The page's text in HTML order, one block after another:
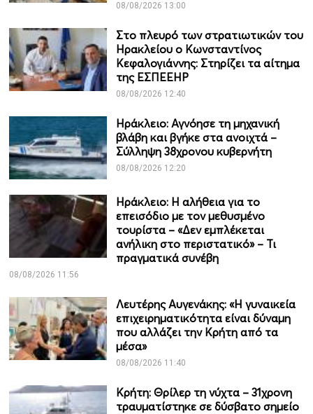
08/08/2026 13:00
Στο πλευρό των στρατιωτικών του
Ηρακλείου ο Κωνσταντίνος
Κεφαλογιάννης: Στηρίζει τα αίτημα
της ΕΣΠΕΕΗΡ
08/08/2026 12:40
Ηράκλειο: Αγνόησε τη μηχανική
βλάβη και βγήκε στα ανοιχτά –
Σύλληψη 38χρονου κυβερνήτη
08/08/2026 12:20
Ηράκλειο: Η αλήθεια για το
επεισόδιο με τον μεθυσμένο
τουρίστα – «Δεν εμπλέκεται
ανήλικη στο περιστατικό» – Τι
πραγματικά συνέβη
08/08/2026 11:56
Λευτέρης Αυγενάκης: «Η γυναικεία
επιχειρηματικότητα είναι δύναμη
που αλλάζει την Κρήτη από τα
μέσα»
08/08/2026 11:40
Κρήτη: Θρίλερ τη νύχτα – 31χρονη
τραυματίστηκε σε δύσβατο σημείο